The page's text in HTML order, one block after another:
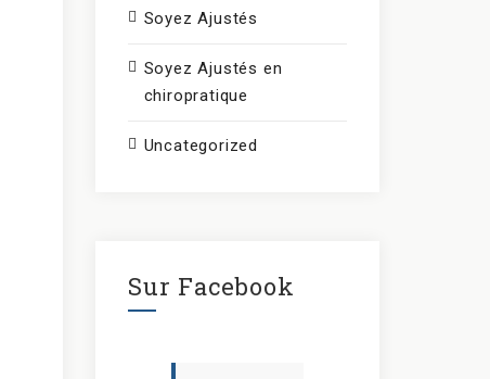
Soyez Ajustés
Soyez Ajustés en
chiropratique
Uncategorized
Sur Facebook